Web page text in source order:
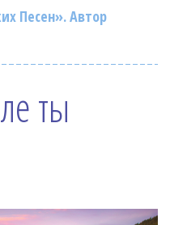
Песен». Автор
ты